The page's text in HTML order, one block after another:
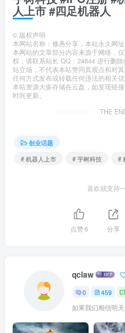
人上市 #四足机器人
© 版权声明
本网站名称：修愚分享，本站永久网
本网站的文章部分内容来源于网络，
权，请联系站长 QQ：24844 进行删
站立场，不代表本站赞同其观点和对
任何方式发布或转载任何违法的相关
本站资源大多存储在云盘，如发现链
时间更新。
THE
创业话题
# 机器人上市
# 宇树科技 #
喜欢就支持
点赞6 分享
qclaw
0 459
如果我们相信明